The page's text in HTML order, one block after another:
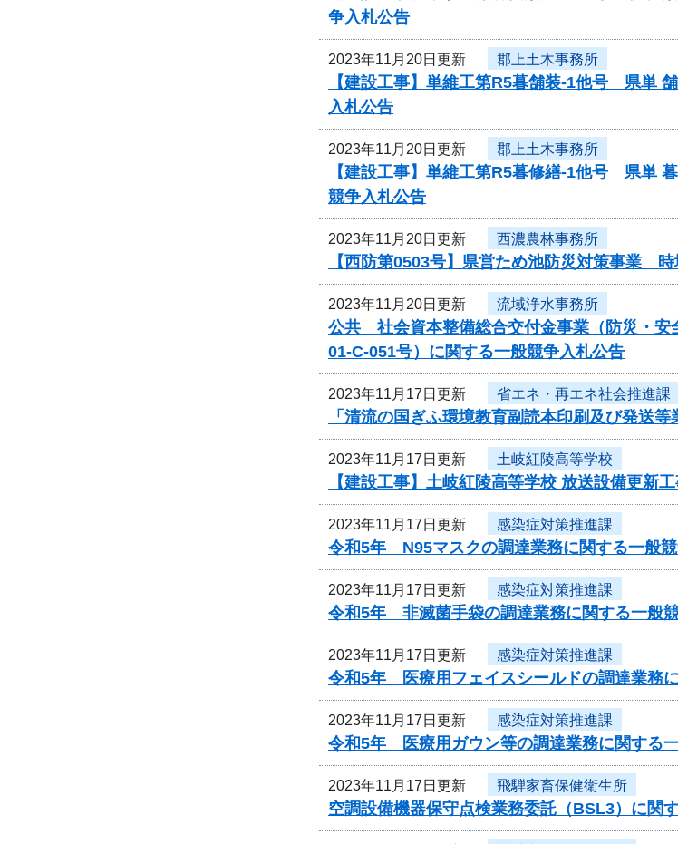
争入札公告
2023年11月20日更新 郡上土木事務所
【建設工事】単維工第R5暮舗装-1他号 県単
入札公告
2023年11月20日更新 郡上土木事務所
【建設工事】単維工第R5暮修繕-1他号 県単
競争入札公告
2023年11月20日更新 西濃農林事務所
【西防第0503号】県営ため池防災対策事業
2023年11月20日更新 流域浄水事務所
公共 社会資本整備総合交付金事業（防災・安
01-C-051号）に関する一般競争入札公告
2023年11月17日更新 省エネ・再エネ社会推進課
「清流の国ぎふ環境教育副読本印刷及び発送
2023年11月17日更新 土岐紅陵高等学校
【建設工事】土岐紅陵高等学校 放送設備更新
2023年11月17日更新 感染症対策推進課
令和5年 N95マスクの調達業務に関する一般
2023年11月17日更新 感染症対策推進課
令和5年 非滅菌手袋の調達業務に関する一般
2023年11月17日更新 感染症対策推進課
令和5年 医療用フェイスシールドの調達業務
2023年11月17日更新 感染症対策推進課
令和5年 医療用ガウン等の調達業務に関する
2023年11月17日更新 飛騨家畜保健衛生所
空調設備機器保守点検業務委託（BSL3）に関